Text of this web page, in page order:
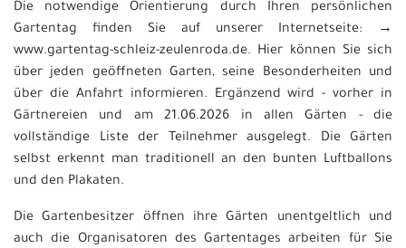
Die notwendige Orientierung durch Ihren persönlichen
Gartentag finden Sie auf unserer Internetseite: →
www.gartentag-schleiz-zeulenroda.de. Hier können Sie sich
über jeden geöffneten Garten, seine Besonderheiten und
über die Anfahrt informieren. Ergänzend wird - vorher in
Gärtnereien und am 21.06.2026 in allen Gärten - die
vollständige Liste der Teilnehmer ausgelegt. Die Gärten
selbst erkennt man traditionell an den bunten Luftballons
und den Plakaten.
Die Gartenbesitzer öffnen ihre Gärten unentgeltlich und
auch die Organisatoren des Gartentages arbeiten für Sie